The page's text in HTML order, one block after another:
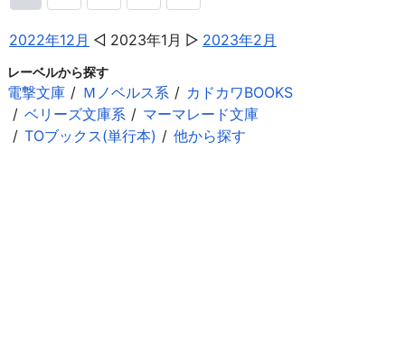
2022年12月 2023年1月 2023年2月
レーベルから探す
電撃文庫 Ｍノベルス系
カドカワBOOKS
ベリーズ文庫系
マーマレード文庫
TOブックス(単行本)
他から探す